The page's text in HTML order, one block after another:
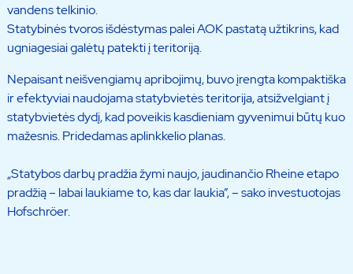
vandens telkinio.
Statybinės tvoros išdėstymas palei AOK pastatą užtikrins, kad
ugniagesiai galėtų patekti į teritoriją.
Nepaisant neišvengiamų apribojimų, buvo įrengta kompaktiška
ir efektyviai naudojama statybvietės teritorija, atsižvelgiant į
statybvietės dydį, kad poveikis kasdieniam gyvenimui būtų kuo
mažesnis. Pridedamas aplinkkelio planas.
„Statybos darbų pradžia žymi naujo, jaudinančio Rheine etapo
pradžią – labai laukiame to, kas dar laukia”, – sako investuotojas
Hofschröer.